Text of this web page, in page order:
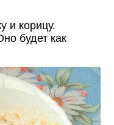
и корицу.
будет как